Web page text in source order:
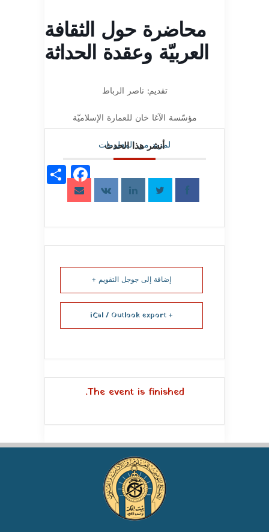
محاضرة حول الثقافة
العربيّة وعقدة الحداثة
تقديم: ناصر الرباط
مؤسّسة الآغا خان للعمارة الإسلاميّة
لمزيد من المعلومات
أنشر هذا الحدث
إضافة إلى جوجل التقويم +
+ iCal / Outlook export
The event is finished.